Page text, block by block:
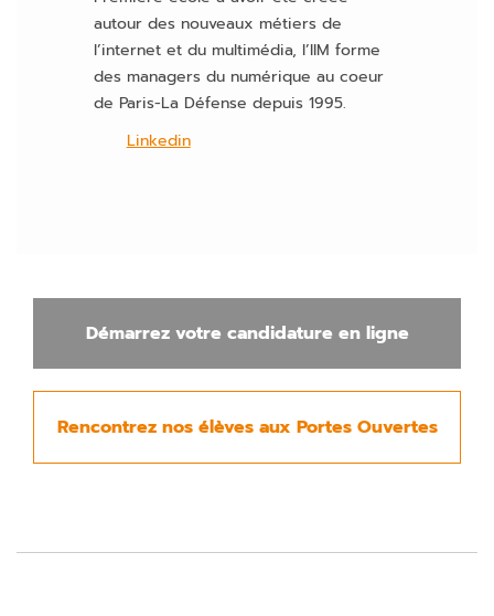
autour des nouveaux métiers de
l’internet et du multimédia, l’IIM forme
des managers du numérique au coeur
de Paris-La Défense depuis 1995.
Linkedin
Démarrez votre candidature en ligne
Rencontrez nos élèves aux Portes Ouvertes